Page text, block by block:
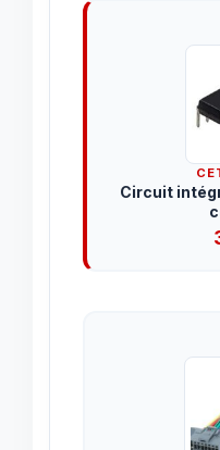
Circuit